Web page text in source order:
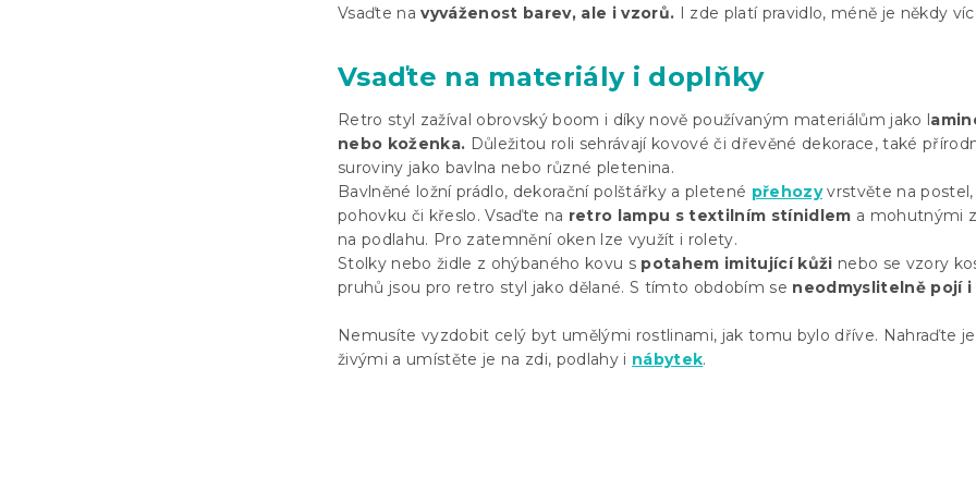
Vsaďte navyváženost barev, ale i vzorů. I zde platí pravidlo, méně je někdy
Vsaďte na materiály i doplňky
Retro styl zažíval obrovský boom i díky nově používaným materiálům jako l
nebo koženka. Důležitou roli sehrávají kovové či dřevěné dekorace, také
suroviny jako bavlna nebo různé pletenina.
Bavlněné ložní prádlo, dekorační polštářky a pletené přehozy vrstvěte na
pohovku či křeslo. Vsaďte na retro lampu s textilním stínidlem a mohutnými
na podlahu. Pro zatemnění oken lze využít i rolety.
Stolky nebo židle z ohýbaného kovu s potahem imitující kůži nebo se vzory
pruhů jsou pro retro styl jako dělané. S tímto obdobím se neodmyslitelně pojí i
Nemusíte vyzdobit celý byt umělými rostlinami, jak tomu bylo dříve. Nahraďte
živými a umístěte je na zdi, podlahy i nábytek.